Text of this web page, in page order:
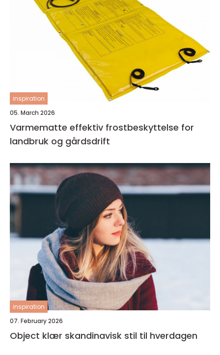
inspiration
05. March 2026
Varmematte effektiv frostbeskyttelse for
landbruk og gårdsdrift
inspiration
07. February 2026
Object klær skandinavisk stil til hverdagen